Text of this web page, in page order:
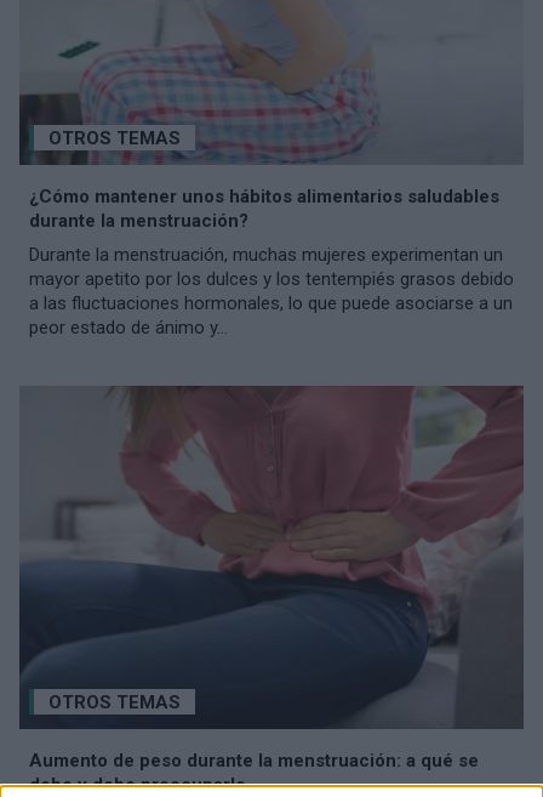
OTROS TEMAS
¿Cómo mantener unos hábitos alimentarios saludables
durante la menstruación?
Durante la menstruación, muchas mujeres experimentan un
mayor apetito por los dulces y los tentempiés grasos debido
a las fluctuaciones hormonales, lo que puede asociarse a un
peor estado de ánimo y...
OTROS TEMAS
Aumento de peso durante la menstruación: a qué se
debe y debe preocuparle